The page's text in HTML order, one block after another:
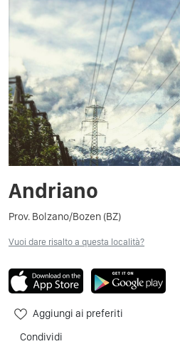
Andriano
Prov. Bolzano/Bozen (BZ)
Vuoi dare risalto a questa località?
Aggiungi ai preferiti
Condividi